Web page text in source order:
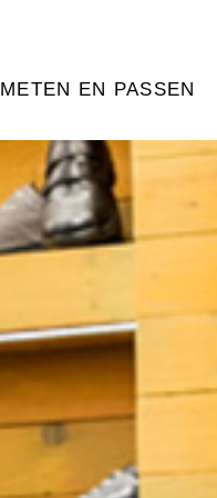
METEN EN PASSEN